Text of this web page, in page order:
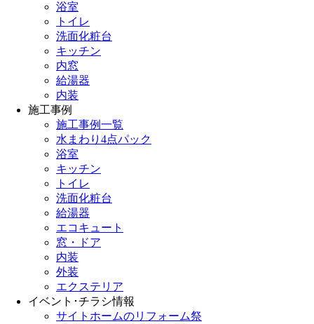
浴室
トイレ
洗面化粧台
キッチン
内窓
給湯器
内装
施工事例
施工事例一覧
水まわり4点パック
浴室
キッチン
トイレ
洗面化粧台
給湯器
エコキュート
窓・ドア
内装
外装
エクステリア
イベント･チラシ情報
サイトホームのリフォーム祭